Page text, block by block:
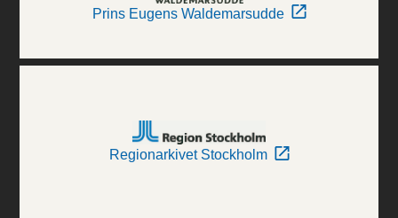
Prins Eugens Waldemarsudde
Regionarkivet Stockholm